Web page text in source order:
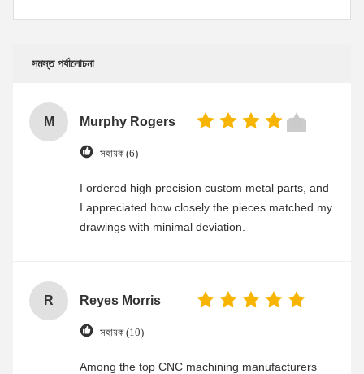
সমস্ত পর্যালোচনা
M Murphy Rogers
সহায়ক (6)
I ordered high precision custom metal parts, and
I appreciated how closely the pieces matched my
drawings with minimal deviation.
R Reyes Morris
সহায়ক (10)
Among the top CNC machining manufacturers